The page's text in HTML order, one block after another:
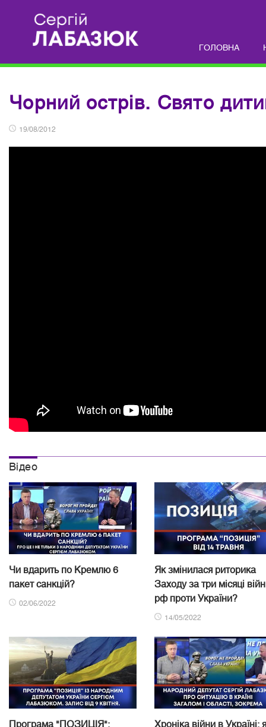
ГОЛОВНА
Чорний острів. Свято
19/08/2012
Вiдео
Чи вдарить по Кремлю 6
пакет санкцій?
02/06/2022
Як змінилася риторика
Заходу за три місяці
рф проти України?
14/05/2022
Програма "ПОЗИЦІЯ":
Хроніка війни в Україні: